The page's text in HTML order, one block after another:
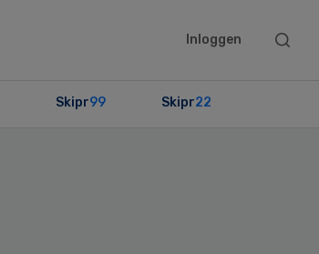
Inloggen
Search
Skipr99 Skipr22